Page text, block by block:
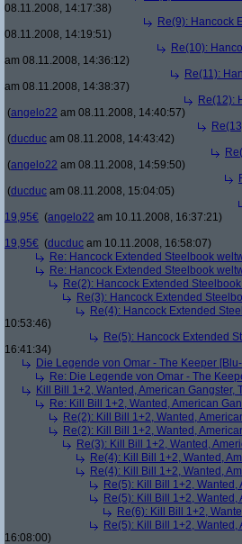
08.11.2008, 14:17:38)
Re(9): Hancock
08.11.2008, 14:19:51)
Re(10):
am 08.11.2008, 14:36:12)
Re(11):
am 08.11.2008, 14:38:37)
Re(12):
(angelo22 am 08.11.2008, 14:40:57)
(ducduc am 08.11.2008, 14:43:42)
(angelo22 am 08.11.2008, 14:59:50)
(ducduc am 08.11.2008, 15:04:05)
19,95€ (angelo22 am 10.11.2008, 16:37:21)
19,95€ (ducduc am 10.11.2008, 16:58:07)
Re: Hancock Extended Steelbook
Re: Hancock Extended Steelbook
Re(2): Hancock Extended
Re(3): Hancock Extended
Re(4): Hancock Extended
10:53:46)
Re(5): Hancock Extended
16:41:34)
Die Legende von Omar - The Keeper
Re: Die Legende von Omar - The
Kill Bill 1+2, Wanted, American Gangster,
Re: Kill Bill 1+2, Wanted, American
Re(2): Kill Bill 1+2, Wanted,
Re(2): Kill Bill 1+2, Wanted,
Re(3): Kill Bill 1+2, Wanted,
Re(4): Kill Bill 1+2, Wanted,
Re(4): Kill Bill 1+2, Wanted,
Re(5): Kill Bill 1+2,
Re(5): Kill Bill 1+2,
Re(6): Kill Bill 1+2,
Re(5): Kill Bill 1+2,
16:08:00)